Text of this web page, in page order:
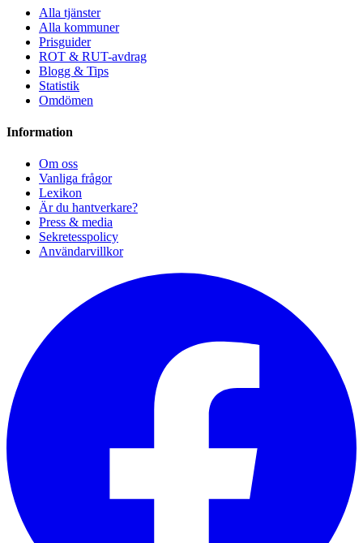
Alla tjänster
Alla kommuner
Prisguider
ROT & RUT-avdrag
Blogg & Tips
Statistik
Omdömen
Information
Om oss
Vanliga frågor
Lexikon
Är du hantverkare?
Press & media
Sekretesspolicy
Användarvillkor